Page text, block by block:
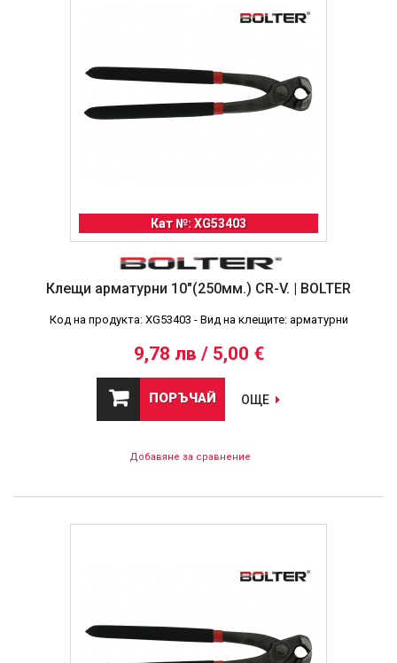
Кат №: XG53403
Клещи арматурни 10"(250мм.) CR-V. | BOLTER
Код на продукта: XG53403 - Вид на клещите: арматурни
9,78 лв / 5,00 €
ПОРЪЧАЙ ОЩЕ
Добавяне за сравнение